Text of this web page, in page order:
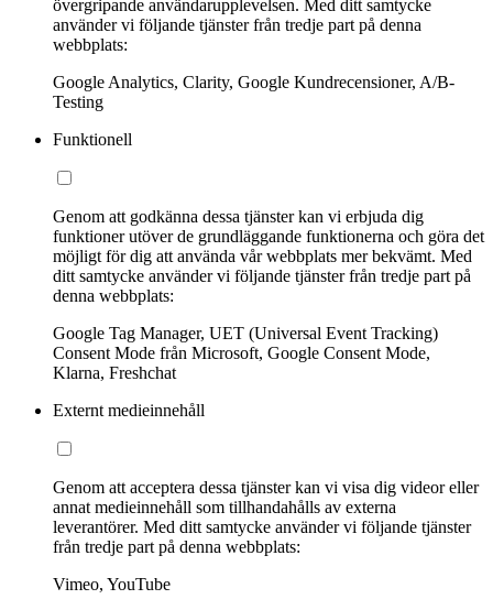
övergripande användarupplevelsen. Med ditt samtycke
använder vi följande tjänster från tredje part på denna
webbplats:
Google Analytics, Clarity, Google Kundrecensioner, A/B-
Testing
Funktionell
Genom att godkänna dessa tjänster kan vi erbjuda dig
funktioner utöver de grundläggande funktionerna och göra det
möjligt för dig att använda vår webbplats mer bekvämt. Med
ditt samtycke använder vi följande tjänster från tredje part på
denna webbplats:
Google Tag Manager, UET (Universal Event Tracking)
Consent Mode från Microsoft, Google Consent Mode,
Klarna, Freshchat
Externt medieinnehåll
Genom att acceptera dessa tjänster kan vi visa dig videor eller
annat medieinnehåll som tillhandahålls av externa
leverantörer. Med ditt samtycke använder vi följande tjänster
från tredje part på denna webbplats:
Vimeo, YouTube